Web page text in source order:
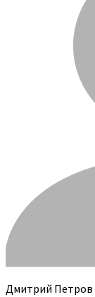
Дмитрий Петров